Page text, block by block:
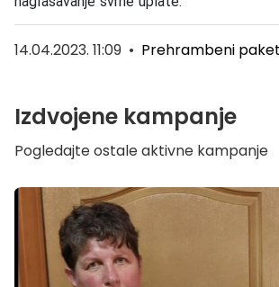
14.04.2023. 11:09 • Prehrambeni
Izdvojene kampanje
Pogledajte ostale aktivne kampanje